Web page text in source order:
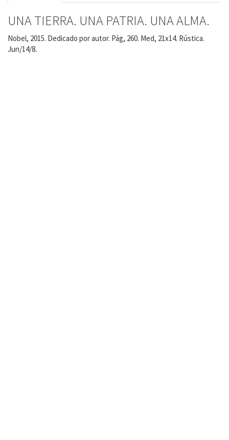
UNA TIERRA. UNA PATRIA. UNA ALMA.
Nobel, 2015. Dedicado por autor. Pág, 260. Med, 21x14. Rústica.
Jun/14/8.